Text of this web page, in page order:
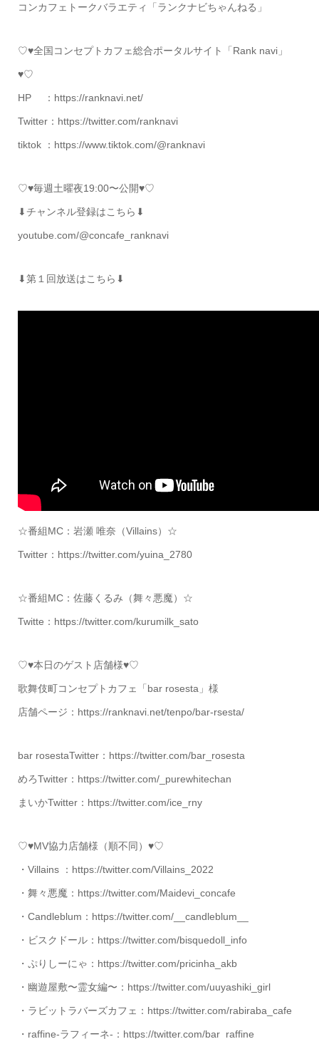
コンカフェトークバラエティ「ランクナビちゃんねる」
♡♥全国コンセプトカフェ総合ポータルサイト「Rank navi」
♥♡
HP ：https://ranknavi.net/
Twitter：https://twitter.com/ranknavi
tiktok ：https://www.tiktok.com/@ranknavi
♡♥毎週土曜夜19:00〜公開♥♡
⬇チャンネル登録はこちら⬇
youtube.com/@concafe_ranknavi
⬇第１回放送はこちら⬇
☆番組MC：岩瀬 唯奈（Villains）☆
Twitter：https://twitter.com/yuina_2780
☆番組MC：佐藤くるみ（舞々悪魔）☆
Twitte：https://twitter.com/kurumilk_sato
♡♥本日のゲスト店舗様♥♡
歌舞伎町コンセプトカフェ「bar rosesta」様
店舗ページ：https://ranknavi.net/tenpo/bar-rsesta/
bar rosestaTwitter：https://twitter.com/bar_rosesta
めろTwitter：https://twitter.com/_purewhitechan
まいかTwitter：https://twitter.com/ice_rny
♡♥MV協力店舗様（順不同）♥♡
・Villains ：https://twitter.com/Villains_2022
・舞々悪魔：https://twitter.com/Maidevi_concafe
・Candleblum：https://twitter.com/__candleblum__
・ビスクドール：https://twitter.com/bisquedoll_info
・ぷりしーにゃ：https://twitter.com/pricinha_akb
・幽遊屋敷〜霊女編〜：https://twitter.com/uuyashiki_girl
・ラビットラバーズカフェ：https://twitter.com/rabiraba_cafe
・raffine-ラフィーネ-：https://twitter.com/bar_raffine